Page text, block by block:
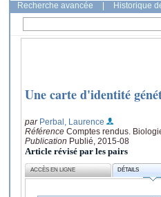
Recherche avancée Historique
Une carte d'identité
par Perbal, Laurence
Référence Comptes rendus.
Publication Publié, 2015-08
Article révisé par les pairs
ACCÈS EN LIGNE DÉTAILS